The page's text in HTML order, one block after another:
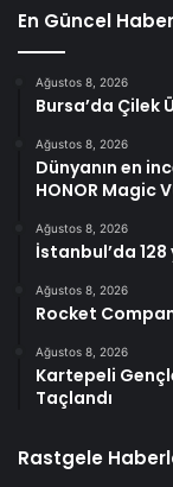
En Güncel
Ağustos 8, 2026
Bursa’da
Ağustos 8, 2026
Dünyanın en
HONOR Magic
Ağustos 8, 2026
İstanbul’da
Ağustos 8, 2026
Rocket
Ağustos 8, 2026
Kartepeli
Taçlandı
Rastgele